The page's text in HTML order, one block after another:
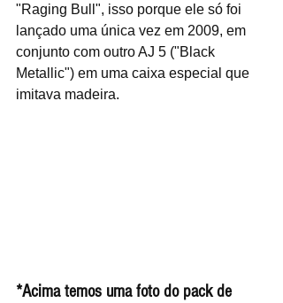
"Raging Bull", isso porque ele só foi
lançado uma única vez em 2009, em
conjunto com outro AJ 5 ("Black
Metallic") em uma caixa especial que
imitava madeira.
*Acima temos uma foto do pack de